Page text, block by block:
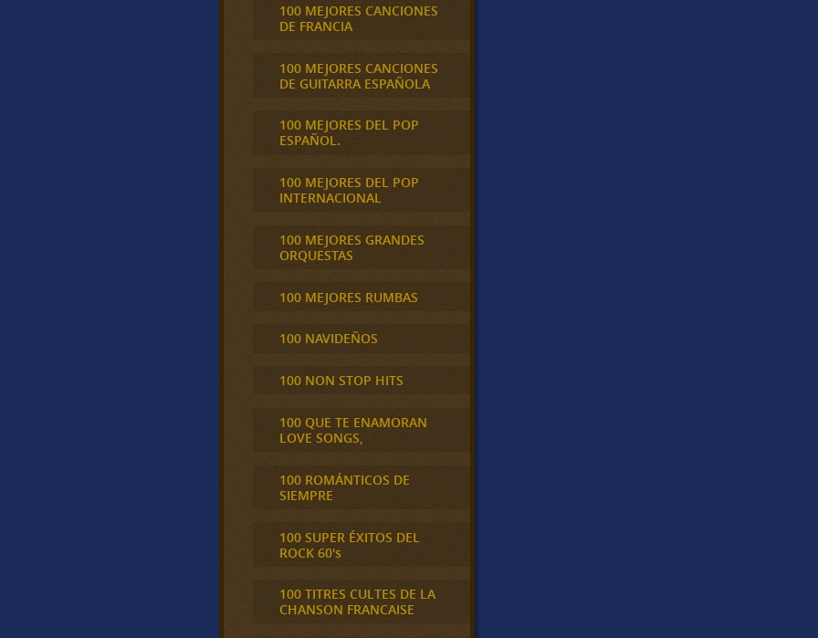
100 MEJORES CANCIONES
DE FRANCIA
100 MEJORES CANCIONES
DE GUITARRA ESPAÑOLA
100 MEJORES DEL POP
ESPAÑOL.
100 MEJORES DEL POP
INTERNACIONAL
100 MEJORES GRANDES
ORQUESTAS
100 MEJORES RUMBAS
100 NAVIDEÑOS
100 NON STOP HITS
100 QUE TE ENAMORAN
LOVE SONGS,
100 ROMÁNTICOS DE
SIEMPRE
100 SUPER ÉXITOS DEL
ROCK 60's
100 TITRES CULTES DE LA
CHANSON FRANCAISE